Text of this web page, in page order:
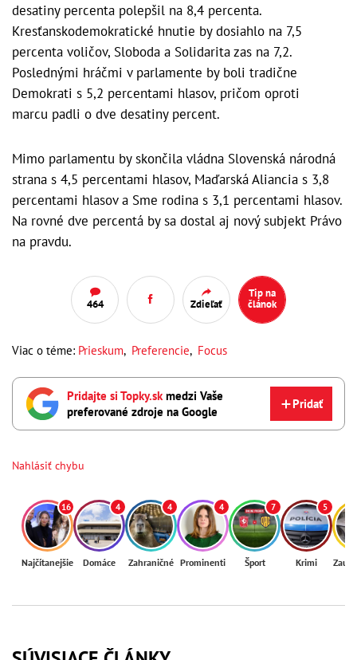
desatiny percenta polepšil na 8,4 percenta.
Kresťanskodemokratické hnutie by dosiahlo na 7,5
percenta voličov, Sloboda a Solidarita zas na 7,2.
Poslednými hráčmi v parlamente by boli tradične
Demokrati s 5,2 percentami hlasov, pričom oproti
marcu padli o dve desatiny percent.
Mimo parlamentu by skončila vládna Slovenská národná
strana s 4,5 percentami hlasov, Maďarská Aliancia s 3,8
percentami hlasov a Sme rodina s 3,1 percentami hlasov.
Na rovné dve percentá by sa dostal aj nový subjekt Právo
na pravdu.
464 Zdieľať
Tip na
článok
Viac o téme: Prieskum, Preferencie, Focus
Pridajte si Topky.sk medzi Vaše
preferované zdroje na Google
Pridať
Nahlásiť chybu
16
Najčítanejšie
4
Domáce
4
Zahraničné
4
Prominenti
7
Šport
5
Krimi